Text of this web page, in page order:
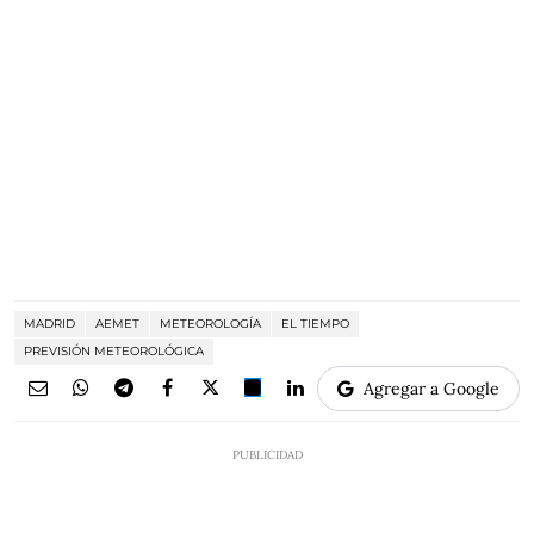
MADRID AEMET METEOROLOGÍA
EL TIEMPO
PREVISIÓN METEOROLÓGICA
Agregar a Google